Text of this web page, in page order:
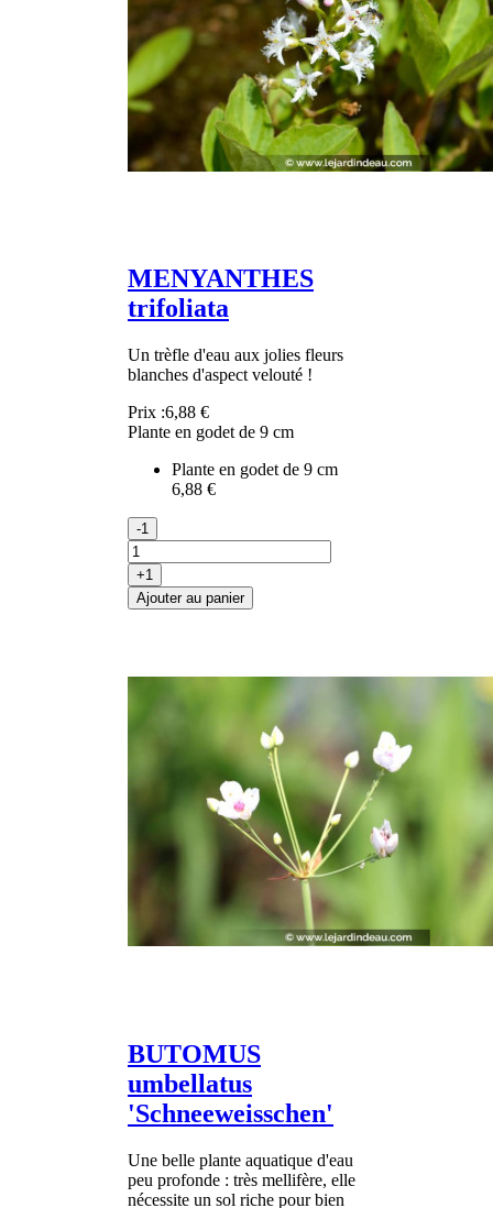
MENYANTHES
trifoliata
Un trèfle d'eau aux jolies fleurs
blanches d'aspect velouté !
Prix :6,88 €
Plante en godet de 9 cm
Plante en godet de 9 cm
6,88 €
-1
+1
Ajouter au panier
BUTOMUS
umbellatus
'Schneeweisschen'
Une belle plante aquatique d'eau
peu profonde : très mellifère, elle
nécessite un sol riche pour bien